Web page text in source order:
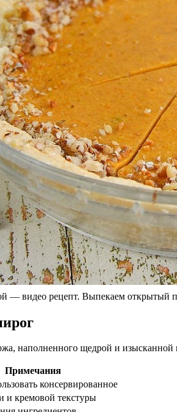
— видео рецепт. Выпекаем открытый
наполненного щедрой и изысканной
Примечания
консервированное
и кремовой текстуры